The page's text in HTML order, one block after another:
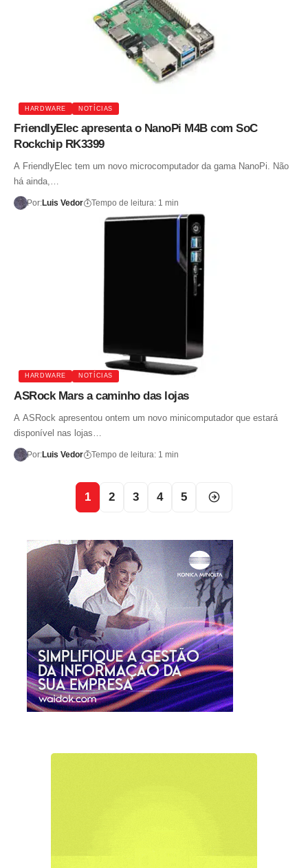
HARDWARE NOTÍCIAS
FriendlyElec apresenta o NanoPi M4B com SoC
Rockchip RK3399
A FriendlyElec tem um novo microcomputador da gama NanoPi. Não
há ainda,…
Por:Luis Vedor Tempo de leitura: 1 min
HARDWARE NOTÍCIAS
ASRock Mars a caminho das lojas
A ASRock apresentou ontem um novo minicomputador que estará
disponível nas lojas…
Por:Luis Vedor Tempo de leitura: 1 min
1 2 3 4 5